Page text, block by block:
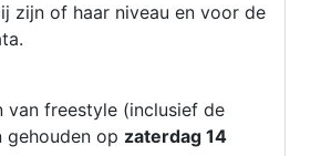
zijn of haar niveau en voor de
van freestyle (inclusief de
gehouden op zaterdag 14